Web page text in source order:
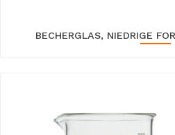
BECHERGLAS, NIEDRIGE